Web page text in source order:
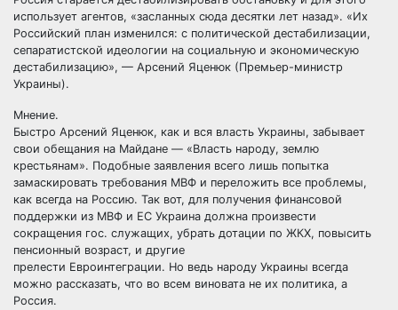
использует агентов, «засланных сюда десятки лет назад». «Их
Российский план изменился: с политической дестабилизации,
сепаратистской идеологии на социальную и экономическую
дестабилизацию», — Арсений Яценюк (Премьер-министр
Украины).
Мнение.
Быстро Арсений Яценюк, как и вся власть Украины, забывает
свои обещания на Майдане — «Власть народу, землю
крестьянам». Подобные заявления всего лишь попытка
замаскировать требования МВФ и переложить все проблемы,
как всегда на Россию. Так вот, для получения финансовой
поддержки из МВФ и ЕС Украина должна произвести
сокращения гос. служащих, убрать дотации по ЖКХ, повысить
пенсионный возраст, и другие
прелести Евроинтеграции. Но ведь народу Украины всегда
можно рассказать, что во всем виновата не их политика, а
Россия.